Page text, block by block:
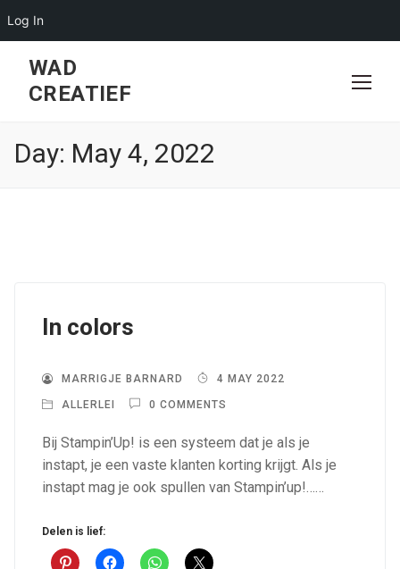
Log In
content
WAD
CREATIEF
Day: May 4, 2022
In colors
MARRIGJE BARNARD 4 MAY 2022
ALLERLEI 0 COMMENTS
Bij Stampin’Up! is een systeem dat je als je
instapt, je een vaste klanten korting krijgt. Als je
instapt mag je ook spullen van Stampin’up!……
Delen is lief: